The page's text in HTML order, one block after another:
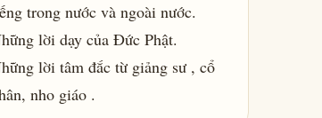
trong nước và ngoài nước.
lời dạy của Đức Phật.
lời tâm đắc từ giảng sư , cổ
nho giáo .